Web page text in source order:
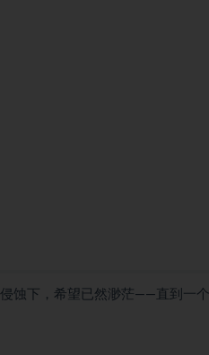
蚀下，希望已然渺茫——直到一个